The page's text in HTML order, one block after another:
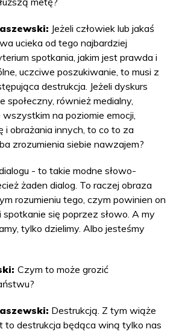
Jeżeli człowiek lub jakaś
ucieka od tego najbardziej
spotkania, jakim jest prawda i
uczciwe poszukiwanie, to musi z
destrukcja. Jeżeli dyskurs
społeczny, również medialny,
na poziomie emocji,
i obrażania innych, to co to za
zrozumienia siebie nawzajem?
- to takie modne słowo-
żaden dialog. To raczej obraza
rozumieniu tego, czym powinien on
spotkanie się poprzez słowo. A my
tylko dzielimy. Albo jesteśmy
Czym to może grozić
Destrukcją. Z tym wiąże
to destrukcja będąca winą tylko nas